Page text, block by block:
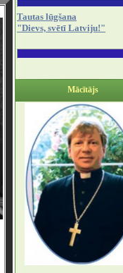
Tautas lūgšana
"Dievs, svētī Latviju!"
Mācītājs